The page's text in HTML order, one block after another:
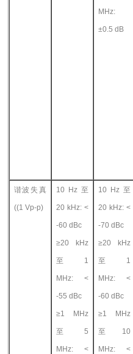
MHz:
±0.5 dB
谐波失真
((1 Vp-p)
10 Hz 至
20 kHz: <
-60 dBc
≥20 kHz
至 1
MHz: <
-55 dBc
≥1 MHz
至 5
MHz: <
10 Hz 至
20 kHz: <
-70 dBc
≥20 kHz
至 1
MHz: <
-60 dBc
≥1 MHz
至 10
MHz: <